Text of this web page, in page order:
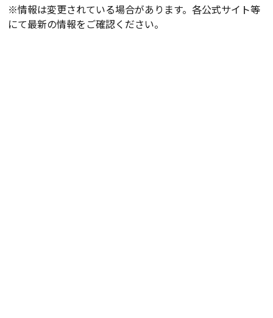
※情報は変更されている場合があります。各公式サイト等
にて最新の情報をご確認ください。